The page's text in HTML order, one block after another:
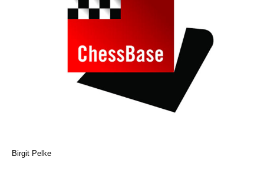
Birgit Pelke